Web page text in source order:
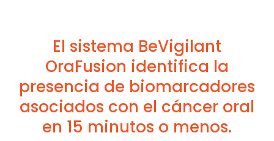
El sistema BeVigilant
OraFusion identifica la
presencia de biomarcadores
asociados con el cáncer oral
en 15 minutos o menos.